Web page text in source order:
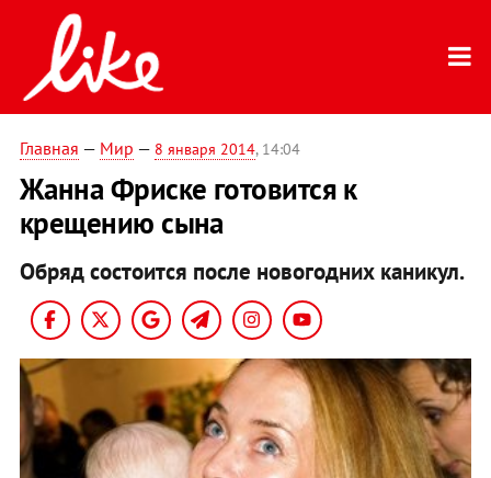
Главная — Мир — 8 января 2014, 14:04
Жанна Фриске готовится к
крещению сына
Обряд состоится после новогодних каникул.